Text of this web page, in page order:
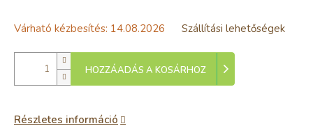
Várható kézbesítés: 14.08.2026 Szállítási lehetőségek
HOZZÁADÁS A KOSÁRHOZ
Részletes információ